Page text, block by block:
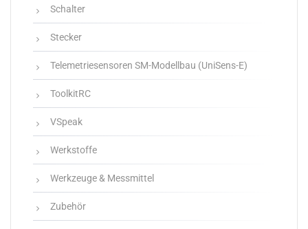
Schalter
Stecker
Telemetriesensoren SM-Modellbau (UniSens-E)
ToolkitRC
VSpeak
Werkstoffe
Werkzeuge & Messmittel
Zubehör